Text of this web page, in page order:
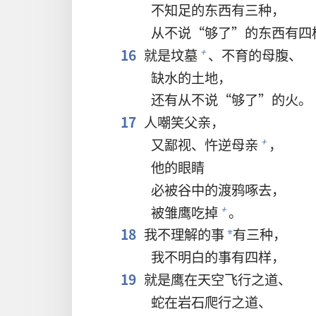
不知足的东西有三种，
从不说“够了”的东西有四
16 就是坟墓 + 、不育的母腹、
缺水的土地，
还有从不说“够了”的火。
17 人嘲笑父亲，
又鄙视、忤逆母亲 + ，
他的眼睛
必被谷中的渡鸦啄去，
被雏鹰吃掉 + 。
18 我不理解的事*有三种，
我不明白的事有四样，
19 就是鹰在天空飞行之道、
蛇在岩石爬行之道、